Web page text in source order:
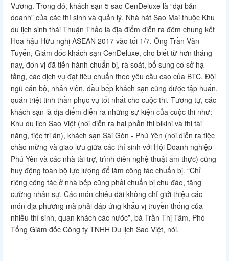
Vương. Trong đó, khách sạn 5 sao CenDeluxe là “đại bản
doanh” của các thí sinh và quản lý. Nhà hát Sao Mai thuộc Khu
du lịch sinh thái Thuận Thảo là địa điểm diễn ra đêm chung kết
Hoa hậu Hữu nghị ASEAN 2017 vào tối 1/7. Ông Trần Văn
Tuyển, Giám đốc khách sạn CenDeluxe, cho biết từ hơn tháng
nay, đơn vị đã tiến hành chuẩn bị, rà soát, bổ sung cơ sở hạ
tầng, các dịch vụ đạt tiêu chuẩn theo yêu cầu cao của BTC. Đội
ngũ cán bộ, nhân viên, đầu bếp khách sạn cũng được tập huấn,
quán triệt tinh thần phục vụ tốt nhất cho cuộc thi. Tương tự, các
khách sạn là địa điểm diễn ra những sự kiện của cuộc thi như:
Khu du lịch Sao Việt (nơi diễn ra hai phần thi bikini và thi tài
năng, tiệc tri ân), khách sạn Sài Gòn - Phú Yên (nơi diễn ra tiệc
chào mừng và giao lưu giữa các thí sinh với Hội Doanh nghiệp
Phú Yên và các nhà tài trợ, trình diễn nghệ thuật ẩm thực) cũng
huy động toàn bộ lực lượng để làm công tác chuẩn bị. “Chỉ
riêng công tác ở nhà bếp cũng phải chuẩn bị chu đáo, tăng
cường nhân sự. Các món chiêu đãi không chỉ giới thiệu các
món địa phương mà phải đáp ứng khẩu vị truyền thống của
nhiều thí sinh, quan khách các nước”, bà Trần Thị Tâm, Phó
Tổng Giám đốc Công ty TNHH Du lịch Sao Việt, nói.